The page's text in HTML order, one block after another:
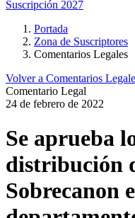
Suscripción 2027
Portada
Zona de Suscriptores
Comentarios Legales
Volver a Comentarios
Comentario Legal
24 de febrero de 2022
Se aprueba
distribución
Sobrecanon